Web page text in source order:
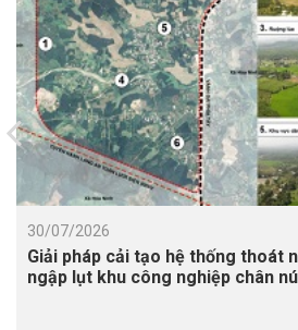
30/07/2026
Giải pháp cải tạo hệ thống thoát
ngập lụt khu công nghiệp chân